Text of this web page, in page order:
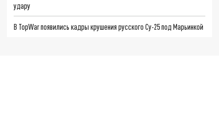
удару
В TopWar появились кадры крушения русского Су-25 под Марьинкой